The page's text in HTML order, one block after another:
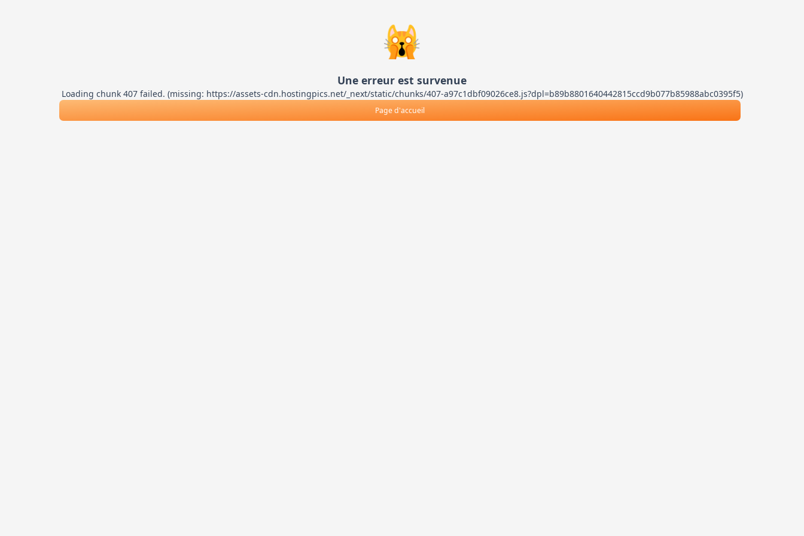
🙀
Une erreur est survenue
Loading chunk 407 failed. (missing: https://assets-cdn.hostingpics.net/_next/static/chunks/407-a97c1dbf09026ce8.js?dpl=b89b8801640442815ccd9b077b85988abc0395f5)
Page d'accueil